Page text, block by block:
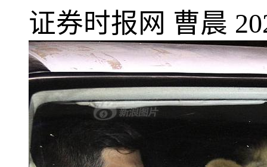
证券时报网 曹晨